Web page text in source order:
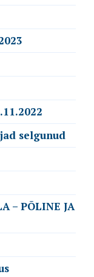
selgunud
– PÕLINE JA